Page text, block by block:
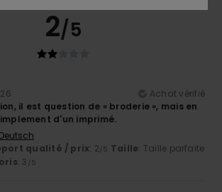
2/5
Achat vérifié
il est question de « broderie », mais en
d'un imprimé.
qualité / prix: 2/5 Taille: Taille parfaite
: 3 /5